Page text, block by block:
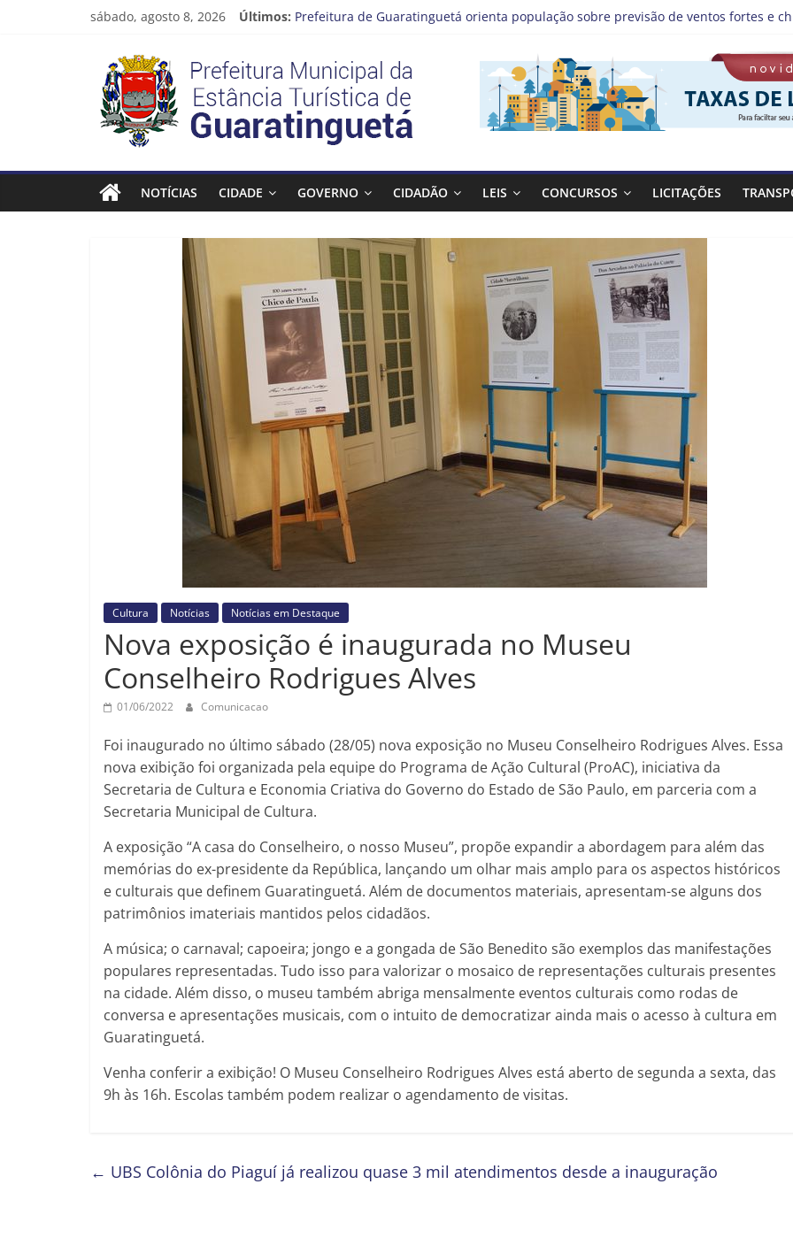
sábado, agosto 8, 2026 Últimos: Prefeitura de Guaratinguetá orienta população sobre previsão de ventos fortes e
Cinema Pontos MIS | Programação de Agosto
Neste sábado (08), a Prefeitura de Guaratinguetá realiza mais uma edição do
A Operação Cata Bagulho atenderá o seguinte bairro neste sábado, (08)
Prefeitura
Estância
Turística
Guaratinguetá
Guaratinguetá
NOTÍCIAS CIDADE GOVERNO CIDADÃO LEIS CONCURSOS LICITAÇÕES
Cultura Notícias Notícias em Destaque
Nova exposição é inaugurada no Museu
Conselheiro Rodrigues Alves
01/06/2022 Comunicacao
Foi inaugurado no último sábado (28/05) nova exposição no Museu Conselheiro Rodrigues Alves. Essa
nova exibição foi organizada pela equipe do Programa de Ação Cultural (ProAC), iniciativa da
Secretaria de Cultura e Economia Criativa do Governo do Estado de São Paulo, em parceria com a
Secretaria Municipal de Cultura.
A exposição “A casa do Conselheiro, o nosso Museu”, propõe expandir a abordagem para além das
memórias do ex-presidente da República, lançando um olhar mais amplo para os aspectos históricos
e culturais que definem Guaratinguetá. Além de documentos materiais, apresentam-se alguns dos
patrimônios imateriais mantidos pelos cidadãos.
A música; o carnaval; capoeira; jongo e a gongada de São Benedito são exemplos das manifestações
populares representadas. Tudo isso para valorizar o mosaico de representações culturais presentes
na cidade. Além disso, o museu também abriga mensalmente eventos culturais como rodas de
conversa e apresentações musicais, com o intuito de democratizar ainda mais o acesso à cultura em
Guaratinguetá.
Venha conferir a exibição! O Museu Conselheiro Rodrigues Alves está aberto de segunda a sexta, das
9h às 16h. Escolas também podem realizar o agendamento de visitas.
← UBS Colônia do Piaguí já realizou quase 3 mil atendimentos desde a inauguração